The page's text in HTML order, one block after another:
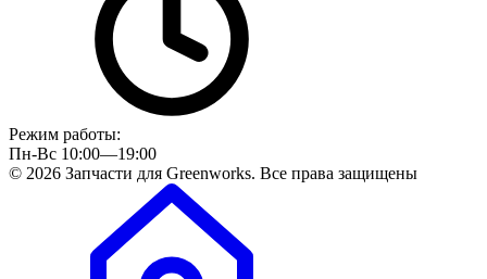
Режим работы:
Пн-Вс 10:00—19:00
© 2026 Запчасти для Greenworks. Все права защищены